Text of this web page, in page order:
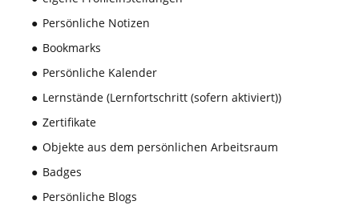
● Persönliche Notizen
● Bookmarks
● Persönliche Kalender
● Lernstände (Lernfortschritt (sofern aktiviert))
● Zertifikate
● Objekte aus dem persönlichen Arbeitsraum
● Badges
● Persönliche Blogs